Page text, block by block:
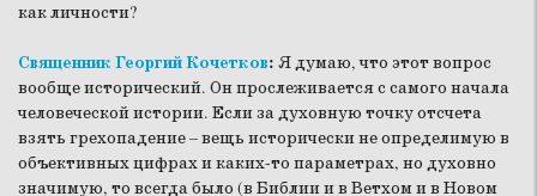
как личности?
Священник Георгий Кочетков: Я думаю, что этот вопрос
вообще исторический. Он прослеживается с самого начала
человеческой истории. Если за духовную точку отсчета
взять грехопадение – вещь исторически не определимую в
объективных цифрах и каких-то параметрах, но духовно
значимую, то всегда было (в Библии и в Ветхом и в Новом